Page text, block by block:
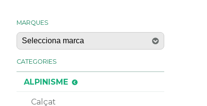
MARQUES
CATEGORIES
ALPINISME
Calçat